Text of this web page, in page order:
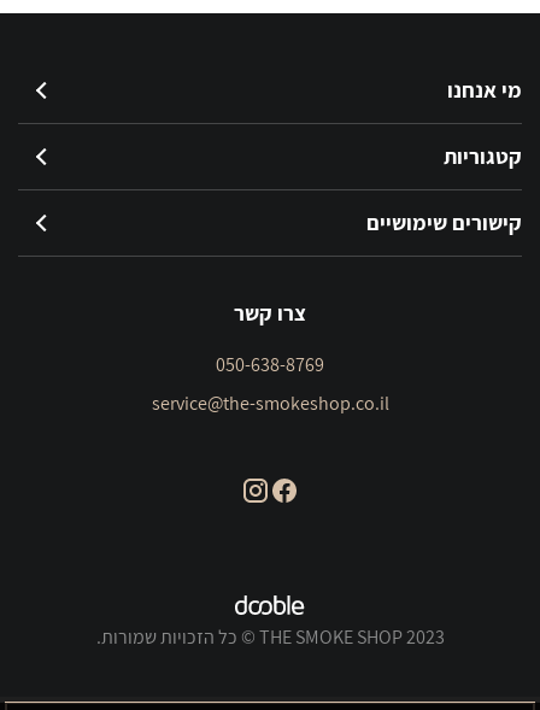
Blue
מי אנחנו
קטגוריות
קישורים שימושיים
צרו קשר
050-638-8769
service@the-smokeshop.co.il
THE SMOKE SHOP 2023 © כל הזכויות שמורות.